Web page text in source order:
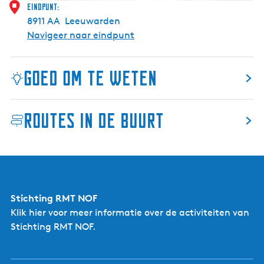
t
a
n
e
Eindpunt:
8911 AA Leeuwarden
Navigeer naar eindpunt
Goed om te weten
Gemarkeerd:
Nee
Themaroute, Van A naar B, GPS route
toegankelijkheid:
De binnenstad van Sneek is autoluw, er geldt hier een
doorrijdverbod. Voorkom boetes en verken het
Routes in de buurt
Stichting RMT NOF
Klik hier voor meer informatie over de activiteiten van
Stichting RMT NOF.